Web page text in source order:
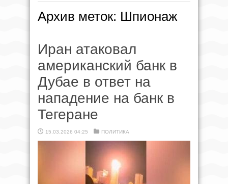
Архив меток: Шпионаж
Иран атаковал
американский банк в
Дубае в ответ на
нападение на банк в
Тегеране
15.03.2026 04:25 ПОЛИТИКА